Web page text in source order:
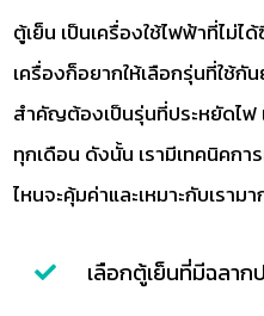
ตู้เย็น เป็นเครื่องใช้ไฟฟ้าที่ไม่
เครื่องก็อยากให้เลือกรุ่นที่ใช้กั
สำคัญต้องเป็นรุ่นที่ประหยัดไฟ
ทุกเดือน ดังนั้น เรามีเทคนิคก
ไหนจะคุ้มค่าและเหมาะกับเราม
เลือกตู้เย็นที่มีฉลาก